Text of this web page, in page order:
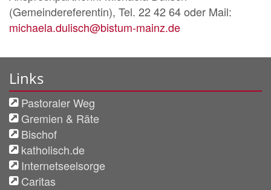
(Gemeindereferentin), Tel. 22 42 64 oder Mail:
michaela.dulisch@bistum-mainz.de
Links
Pastoraler Weg
Gremien & Räte
Bischof
katholisch.de
Internetseelsorge
Caritas